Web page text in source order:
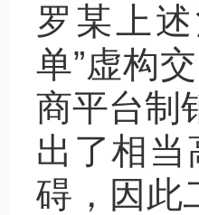
罗某上
单”虚构
商平台制
出了相
碍，因此